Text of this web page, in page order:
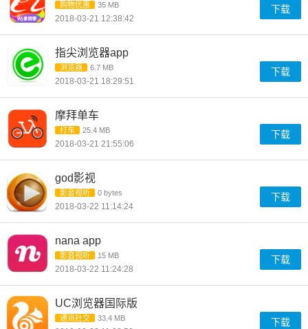
购物优惠 35 MB
2018-03-21 12:38:42
下载
指尖浏览器app
浏览器 6.7 MB
2018-03-21 18:29:51
下载
摩拜单车
打车 25.4 MB
2018-03-21 21:55:06
下载
god影视
影音视听 0 bytes
2018-03-22 11:14:24
下载
nana app
影音视听 15 MB
2018-03-22 11:24:28
下载
UC浏览器国际版
通讯社交 33.4 MB 下载